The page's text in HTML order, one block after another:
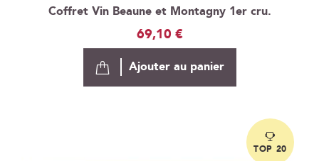
Coffret Vin Beaune et Montagny 1er cru.
69,10 €
Ajouter au panier
TOP 20